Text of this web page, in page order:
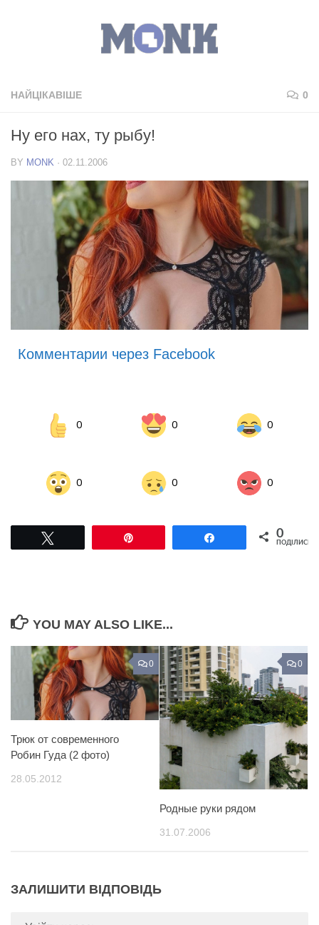
НАЙЦІКАВІШЕ 0
Ну его нах, ту рыбу!
BY MONK · 02.11.2006
Комментарии через Facebook
0 0 0
0 0 0
Поділитися0
ПОДІЛИСЬ
YOU MAY ALSO LIKE...
0
Трюк от современного
Робин Гуда (2 фото)
28.05.2012
0
Родные руки рядом
31.07.2006
ЗАЛИШИТИ ВІДПОВІДЬ